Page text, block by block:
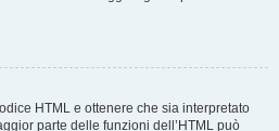
HTML e ottenere che sia interpretato
parte delle funzioni dell’HTML può